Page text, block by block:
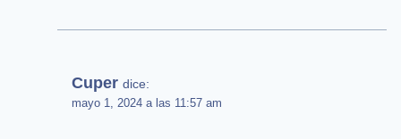
Cuper dice:
mayo 1, 2024 a las 11:57 am